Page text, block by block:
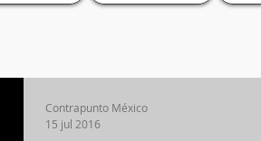
Contrapunto México
15 jul 2016